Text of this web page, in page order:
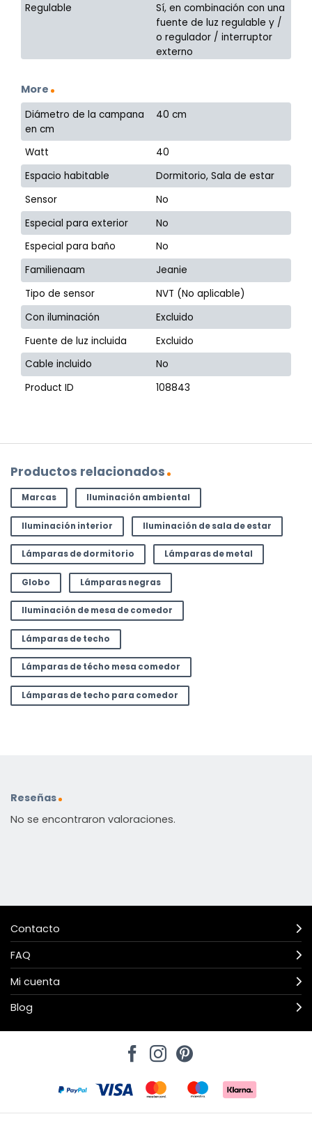
Regulable
Sí, en combinación con una
fuente de luz regulable y /
o regulador / interruptor
externo
More
Diámetro de la campana
en cm
40 cm
Watt
40
Espacio habitable
Dormitorio, Sala de estar
Sensor
No
Especial para exterior
No
Especial para baño
No
Familienaam
Jeanie
Tipo de sensor
NVT (No aplicable)
Con iluminación
Excluido
Fuente de luz incluida
Excluido
Cable incluido
No
Product ID
108843
Productos relacionados
Marcas Iluminación ambiental
Iluminación interior Iluminación de sala de estar
Lámparas de dormitorio Lámparas de metal
Globo Lámparas negras
Iluminación de mesa de comedor
Lámparas de techo
Lámparas de técho mesa comedor
Lámparas de techo para comedor
Reseñas
No se encontraron valoraciones.
Contacto
FAQ
Mi cuenta
Blog